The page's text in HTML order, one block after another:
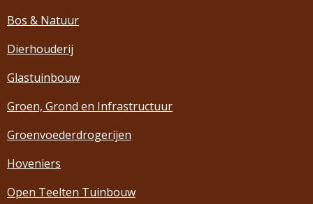
Bos & Natuur
Dierhouderij
Glastuinbouw
Groen, Grond en Infrastructuur
Groenvoederdrogerijen
Hoveniers
Open Teelten Tuinbouw